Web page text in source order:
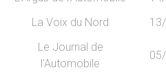
La Voix du Nord
Le Journal de
l'Automobile